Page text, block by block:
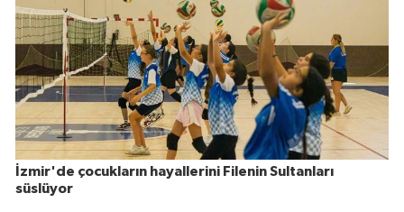
İzmir'de çocukların hayallerini Filenin Sultanları
süslüyor